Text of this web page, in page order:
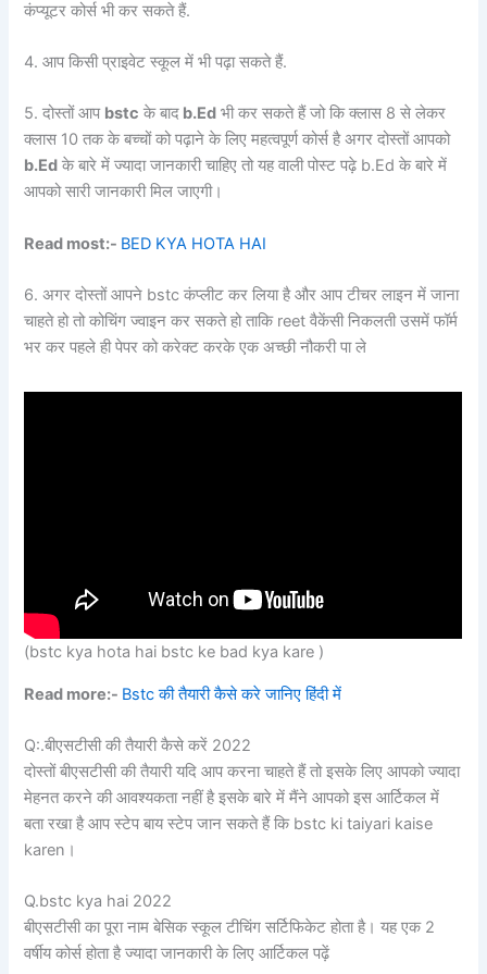
कंप्यूटर कोर्स भी कर सकते हैं.
4. आप किसी प्राइवेट स्कूल में भी पढ़ा सकते हैं.
5. दोस्तों आप bstc के बाद b.Ed भी कर सकते हैं जो कि क्लास 8 से लेकर
क्लास 10 तक के बच्चों को पढ़ाने के लिए महत्वपूर्ण कोर्स है अगर दोस्तों आपको
b.Ed के बारे में ज्यादा जानकारी चाहिए तो यह वाली पोस्ट पढ़े b.Ed के बारे में
आपको सारी जानकारी मिल जाएगी।
Read most:- BED KYA HOTA HAI
6. अगर दोस्तों आपने bstc कंप्लीट कर लिया है और आप टीचर लाइन में जाना
चाहते हो तो कोचिंग ज्वाइन कर सकते हो ताकि reet वैकेंसी निकलती उसमें फॉर्म
भर कर पहले ही पेपर को करेक्ट करके एक अच्छी नौकरी पा ले
(bstc kya hota hai bstc ke bad kya kare )
Read more:- Bstc की तैयारी कैसे करे जानिए हिंदी में
Q:.बीएसटीसी की तैयारी कैसे करें 2022
दोस्तों बीएसटीसी की तैयारी यदि आप करना चाहते हैं तो इसके लिए आपको ज्यादा
मेहनत करने की आवश्यकता नहीं है इसके बारे में मैंने आपको इस आर्टिकल में
बता रखा है आप स्टेप बाय स्टेप जान सकते हैं कि bstc ki taiyari kaise
karen।
Q.bstc kya hai 2022
बीएसटीसी का पूरा नाम बेसिक स्कूल टीचिंग सर्टिफिकेट होता है। यह एक 2
वर्षीय कोर्स होता है ज्यादा जानकारी के लिए आर्टिकल पढ़ें